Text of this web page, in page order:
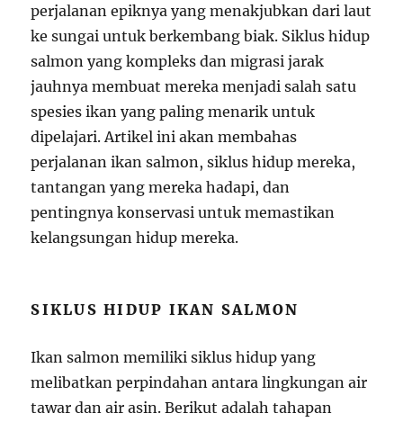
perjalanan epiknya yang menakjubkan dari laut
ke sungai untuk berkembang biak. Siklus hidup
salmon yang kompleks dan migrasi jarak
jauhnya membuat mereka menjadi salah satu
spesies ikan yang paling menarik untuk
dipelajari. Artikel ini akan membahas
perjalanan ikan salmon, siklus hidup mereka,
tantangan yang mereka hadapi, dan
pentingnya konservasi untuk memastikan
kelangsungan hidup mereka.
SIKLUS HIDUP IKAN SALMON
Ikan salmon memiliki siklus hidup yang
melibatkan perpindahan antara lingkungan air
tawar dan air asin. Berikut adalah tahapan